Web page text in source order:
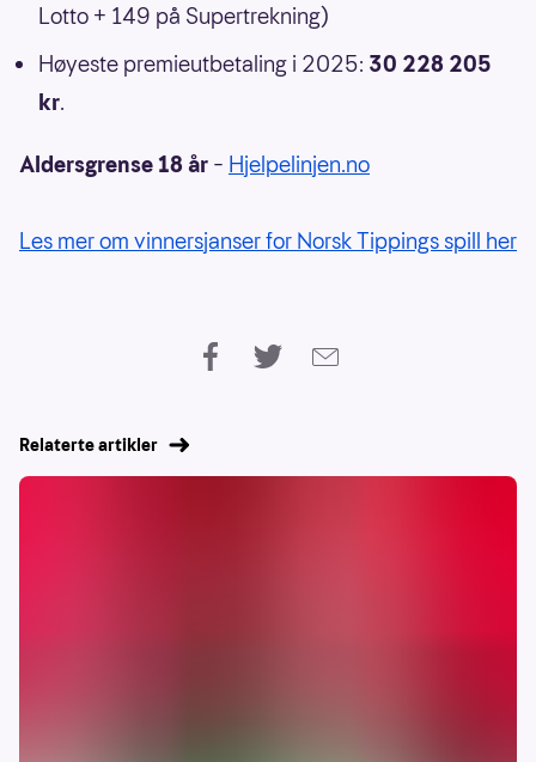
Lotto + 149 på Supertrekning)
Høyeste premieutbetaling i 2025: 30 228 205
kr.
Aldersgrense 18 år – Hjelpelinjen.no
Les mer om vinnersjanser for Norsk Tippings spill her
Relaterte artikler